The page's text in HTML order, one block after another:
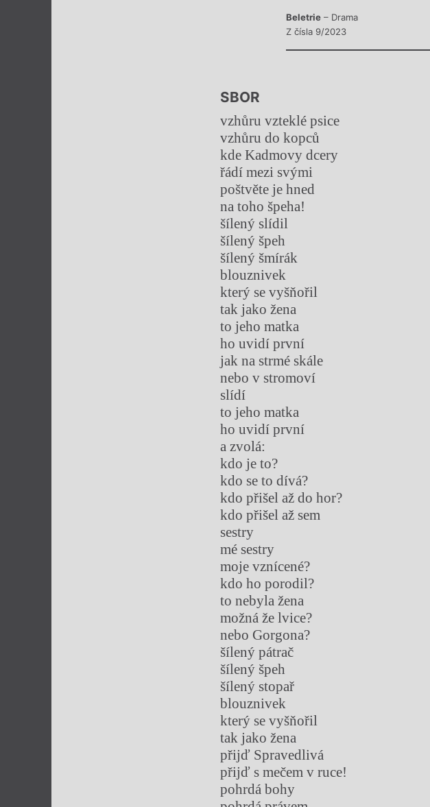
Beletrie – Drama
Z čísla 9/2023
SBOR
vzhůru vzteklé psice
vzhůru do kopců
kde Kadmovy dcery
řádí mezi svými
poštvěte je hned
na toho špeha!
šílený slídil
šílený špeh
šílený šmírák
blouznivek
který se vyšňořil
tak jako žena
to jeho matka
ho uvidí první
jak na strmé skále
nebo v stromoví
slídí
to jeho matka
ho uvidí první
a zvolá:
kdo je to?
kdo se to dívá?
kdo přišel až do hor?
kdo přišel až sem
sestry
mé sestry
moje vznícené?
kdo ho porodil?
to nebyla žena
možná že lvice?
nebo Gorgona?
šílený pátrač
šílený špeh
šílený stopař
blouznivek
který se vyšňořil
tak jako žena
přijď Spravedlivá
přijď s mečem v ruce!
pohrdá bohy